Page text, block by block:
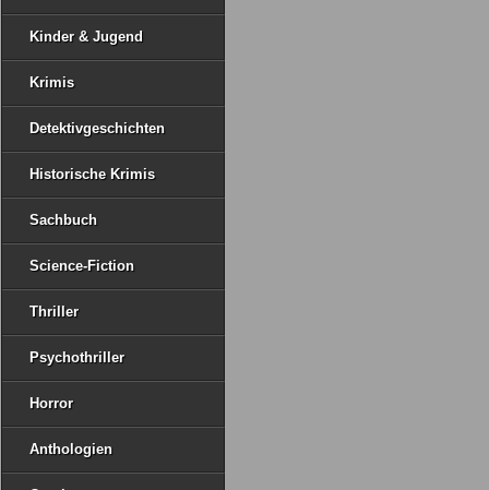
Kinder & Jugend
Krimis
Detektivgeschichten
Historische Krimis
Sachbuch
Science-Fiction
Thriller
Psychothriller
Horror
Anthologien